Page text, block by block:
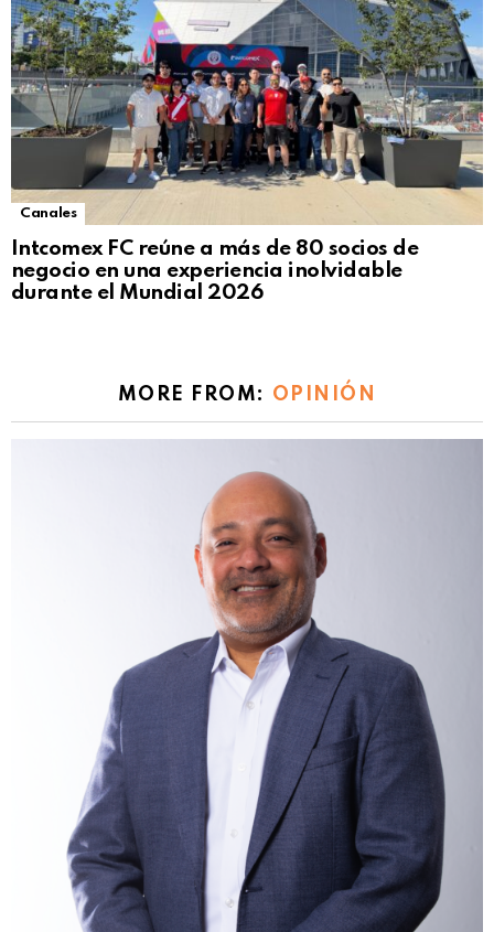
Canales
Intcomex FC reúne a más de 80 socios de
negocio en una experiencia inolvidable
durante el Mundial 2026
MORE FROM: OPINIÓN